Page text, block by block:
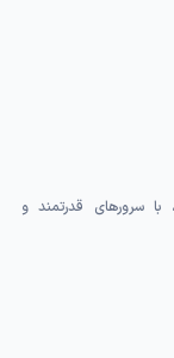
سرورهای قدرتمند و